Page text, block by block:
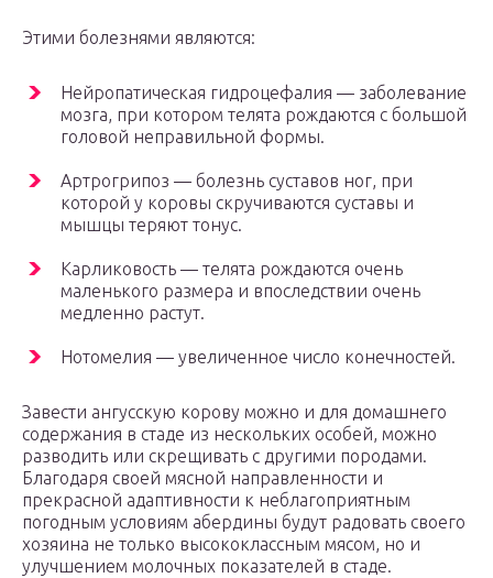
Этими болезнями являются:
Нейропатическая гидроцефалия — заболевание
мозга, при котором телята рождаются с большой
головой неправильной формы.
Артрогрипоз — болезнь суставов ног, при
которой у коровы скручиваются суставы и
мышцы теряют тонус.
Карликовость — телята рождаются очень
маленького размера и впоследствии очень
медленно растут.
Нотомелия — увеличенное число конечностей.
Завести ангусскую корову можно и для домашнего
содержания в стаде из нескольких особей, можно
разводить или скрещивать с другими породами.
Благодаря своей мясной направленности и
прекрасной адаптивности к неблагоприятным
погодным условиям абердины будут радовать своего
хозяина не только высококлассным мясом, но и
улучшением молочных показателей в стаде.